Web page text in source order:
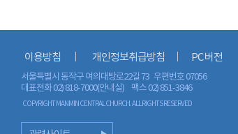
이용방침 개인정보취급방침 PC 버전
서울특별시 동작구 여의대방로22길 73 우편번호 07056
대표전화 02) 818-7000(안내실)
팩스 02) 851-3846
COPYRIGHT MANMIN CENTRAL CHURCH. ALL RIGHTS RESERVED